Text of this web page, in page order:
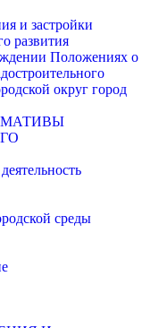
и застройки
развития
Положениях о
округ город
среды